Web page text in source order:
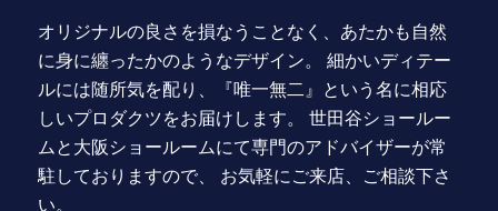
オリジナルの良さを損なうことなく、あたかも自然
に身に纏ったかのようなデザイン。 細かいディテー
ルには随所気を配り、『唯一無二』という名に相応
しいプロダクツをお届けします。 世田谷ショールー
ムと大阪ショールームにて専門のアドバイザーが常
駐しておりますので、 お気軽にご来店、ご相談下さ
い。